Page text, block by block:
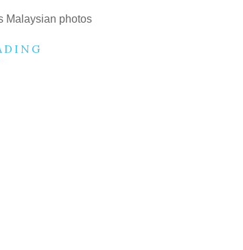
Malaysian photos